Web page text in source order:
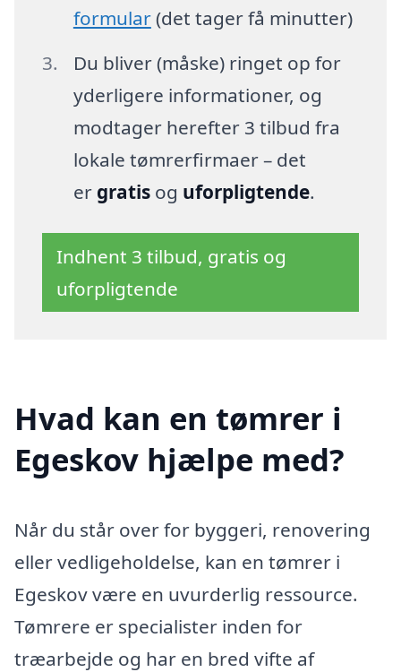
formular(det tager få minutter)
Du bliver (måske) ringet op for
yderligere informationer, og
modtager herefter 3 tilbud fra
lokale tømrerfirmaer – det
er gratisog uforpligtende.
Indhent 3 tilbud, gratis og
uforpligtende
Hvad kan en tømrer i
Egeskov hjælpe med?
Når du står over for byggeri, renovering
eller vedligeholdelse, kan en tømrer i
Egeskov være en uvurderlig ressource.
Tømrere er specialister inden for
træarbejde og har en bred vifte af